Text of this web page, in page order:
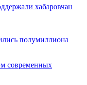
хабаровчан
полумиллиона
современных